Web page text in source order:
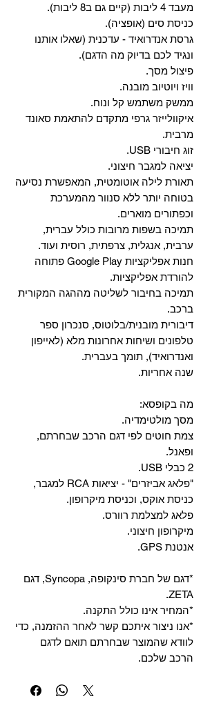
מעבד 4 ליבות (קיים גם ב8 ליבות).
כניסת סים (אופציה).
גרסת אנדרואיד - עדכנית (שאלו אותנו
ונגיד לכם בדיוק מה הדגם).
פיצול מסך.
וויז ויוטיוב מובנה.
ממשק משתמש קל ונוח.
איקוולייזר גרפי מתקדם להתאמת סאונד
מרבית.
זוג חיבורי USB.
יציאה למגבר חיצוני.
תאורת לילה אוטומטית, המאפשרת נסיעה
בטוחה יותר ללא סנוור מהמערכת
וכפתורים מוארים.
תמיכה בשפות מרובות כולל עברית,
ערבית, אנגלית, צרפתית, רוסית ועוד.
‏חנות אפליקציות Google Play פתוחה
להורדת אפליקציות.
‏תמיכה בחיבור לשליטה מההגה המקורית
ברכב.
‏דיבורית מובנית/בלוטוס, ‏סנכרון ספר
טלפונים ושיחות אחרונות מלא (לאייפון
ואנדרואיד), תומך בעברית.
שנה אחריות.
מה בקופסא:
מסך מולטימדיה.
צמת חוטים לפי דגם הרכב שבחרתם,
ופאנל.
2 כבלי USB.
"פלאג אביזרים" - יציאות RCA למגבר,
כניסת אוקס, וכניסת מיקרופון.
פלאג למצלמת רוורס.
מיקרופון חיצוני.
אנטנת GPS.
*דגם של חברת סינקופה, Syncopa, דגם
ZETA.
*המחיר אינו כולל התקנה.
*אנו ניצור איתכם קשר לאחר ההזמנה, כדי
לוודא שהמוצר שבחרתם תואם לדגם
הרכב שלכם.